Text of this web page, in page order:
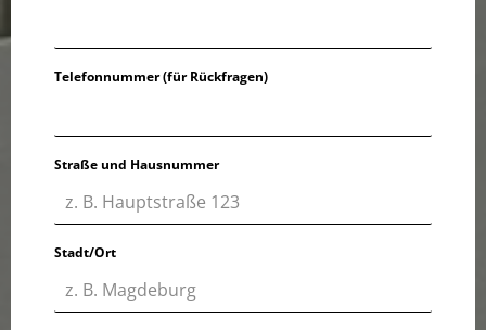
Telefonnummer (für Rückfragen)
Straße und Hausnummer
Stadt/Ort